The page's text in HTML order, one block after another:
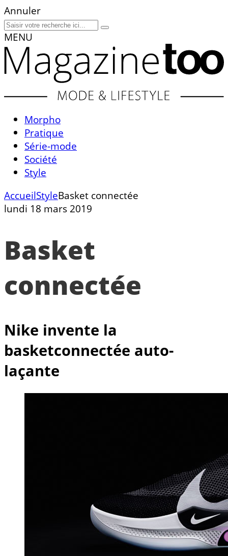
Annuler
MENU
Morpho
Pratique
Série-mode
Société
Style
AccueilStyleBasket connectée
lundi 18 mars 2019
Basket
connectée
Nike invente la
basketconnectée auto-
laçante